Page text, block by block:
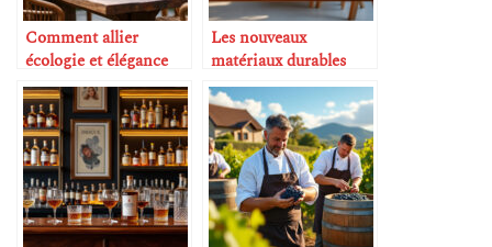
Comment allier
écologie et élégance
dans la table
Les nouveaux
matériaux durables
pour la verrerie